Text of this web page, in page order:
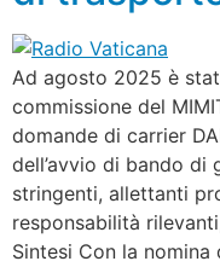
Ad agosto 2025 è
commissione del
domande di carrier
dell’avvio di bando di
stringenti, allettanti
responsabilità
Sintesi Con la